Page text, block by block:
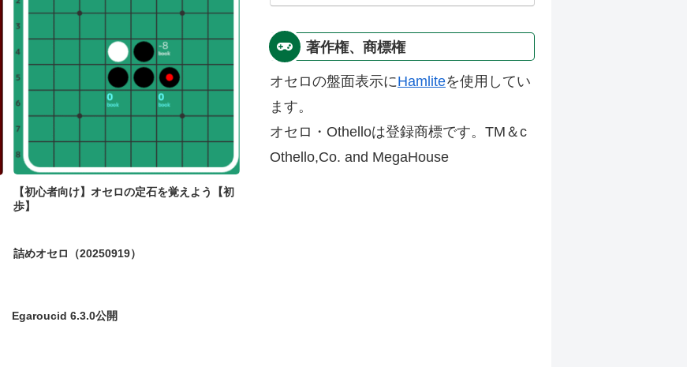
【初心者向け】オセロの定石を覚えよう【初
歩】
詰めオセロ（20250919）
Egaroucid 6.3.0公開
著作権、商標権
オセロの盤面表示にHamliteを使用してい
ます。
オセロ・Othelloは登録商標です。TM＆c
Othello,Co. and MegaHouse